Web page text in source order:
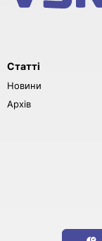
Статті
Новини
Архів